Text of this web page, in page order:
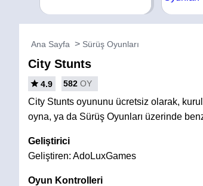
Ana Sayfa Sürüş Oyunları
City Stunts
4.9 582 OY
City Stunts oyununu ücretsiz olarak,
oyna, ya da Sürüş Oyunları üzerinde
Geliştirici
Geliştiren: AdoLuxGames
Oyun Kontrolleri